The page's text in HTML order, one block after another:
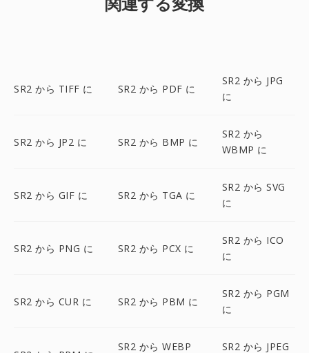
SR2 から TIFF に SR2 から PDF に
SR2 から JPG
に
SR2 から JP2 に SR2 から BMP に
SR2 から
WBMP に
SR2 から GIF に SR2 から TGA に
SR2 から SVG
に
SR2 から PNG に SR2 から PCX に
SR2 から ICO
に
SR2 から CUR に SR2 から PBM に
SR2 から PGM
に
SR2 から WEBP
SR2 から JPEG